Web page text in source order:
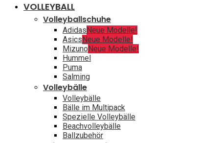
VOLLEYBALL
Volleyballschuhe
AdidasNeue Modelle!
AsicsNeue Modelle!
MizunoNeue Modelle!
Hummel
Puma
Salming
Volleybälle
Volleybälle
Bälle im Multipack
Spezielle Volleybälle
Beachvolleybälle
Ballzubehör